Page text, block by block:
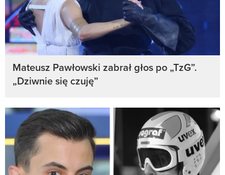
Mateusz Pawłowski zabrał głos po „TzG”.
„Dziwnie się czuję”